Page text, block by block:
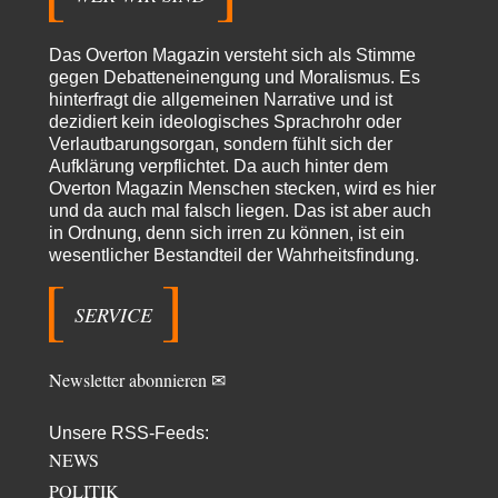
Adel verpflichtetvor 9 Stunden zu:
Vielen Dank, hatte ich nicht auf dem Schirm, weil ich ihn nicht mehr
lese. Beweist…
garnovor 10 Stunden zu:
Absurde Debatte um Ceuta-„Invasion“ durch Marokko
vertieft EU-Spaltung
Gratuliere, du hast erkannt wer hier der Bösewicht ist. Dann kann es ja
gar nicht…
Schattenlandvor 11 Stunden zu:
Unkabarettistische Anstalten
Dem schließe ich mich 100 pro an - das deutsche politische Kabarett ist
tot (Lisa…
vor 12 Stunden zu:
Dissonanzen
Kleine Korrektur: Anders als Moshe Zuckermann schildet gab es in den
1960er und 1970er Jahren…
Wolfgang Wirthvor 13 Stunden zu:
Entkernen, Umfunktionieren und (feindlich) Übernehmen
@Froschhaut Vielen Dank für Ihre freundlichen Worte. Ich nehme an,
dass ich dass stellvertretend auch…
Das Overton Magazin versteht sich als Stimme
gegen Debatteneinengung und Moralismus. Es
hinterfragt die allgemeinen Narrative und ist
dezidiert kein ideologisches Sprachrohr oder
Verlautbarungsorgan, sondern fühlt sich der
Aufklärung verpflichtet. Da auch hinter dem
Overton Magazin Menschen stecken, wird es hier
und da auch mal falsch liegen. Das ist aber auch
in Ordnung, denn sich irren zu können, ist ein
wesentlicher Bestandteil der Wahrheitsfindung.
SERVICE
Newsletter abonnieren ✉
Unsere RSS-Feeds:
NEWS
POLITIK